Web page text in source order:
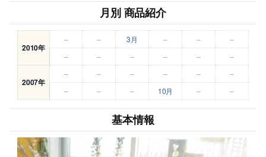
月別 商品紹介
2010年
– – 3月 – –
–
–
– – – – –
2007年
– – – – –
–
–
– – 10月 – –
基本情報